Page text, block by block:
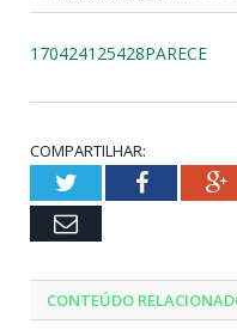
170424125428PARECE
COMPARTILHAR:
TwitterFacebook
Email
CONTEÚDO